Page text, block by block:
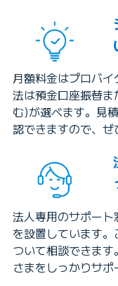
月額料金はプロバ
法は預金口座振替
む)が選べます。見
認できますので、ぜ
法人専用のサポー
を設置しています
ついて相談できま
さまをしっかりサポ